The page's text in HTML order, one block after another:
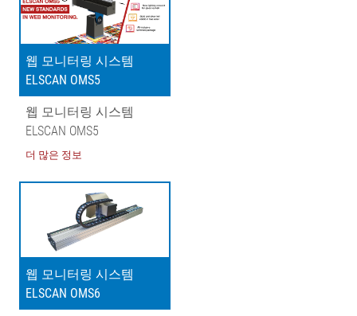
웹 모니터링 시스템
ELSCAN OMS5
웹 모니터링 시스템
ELSCAN OMS5
더 많은 정보
웹 모니터링 시스템
ELSCAN OMS6